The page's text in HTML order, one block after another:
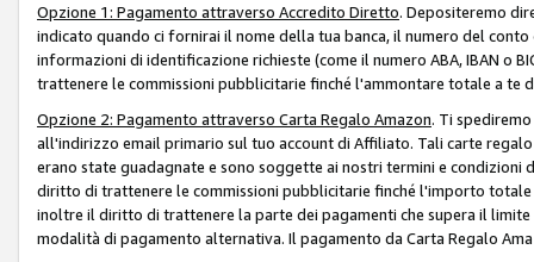
Opzione 1: Pagamento attraverso Accredito Diretto. Depositeremo
indicato quando ci fornirai il nome della tua banca, il numero del
informazioni di identificazione richieste (come il numero ABA, IBAN o
trattenere le commissioni pubblicitarie finché l'ammontare totale a
Opzione 2: Pagamento attraverso Carta Regalo Amazon. Ti
all'indirizzo email primario sul tuo account di Affiliato. Tali carte
erano state guadagnate e sono soggette ai nostri termini e
diritto di trattenere le commissioni pubblicitarie finché l'importo
inoltre il diritto di trattenere la parte dei pagamenti che supera il
modalità di pagamento alternativa. Il pagamento da Carta Regalo